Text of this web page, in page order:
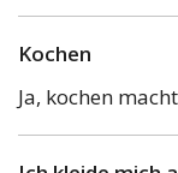
Kochen
Ja, kochen